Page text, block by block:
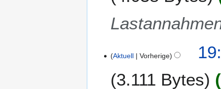
Aktuell Vorherige
3.111 Bytes